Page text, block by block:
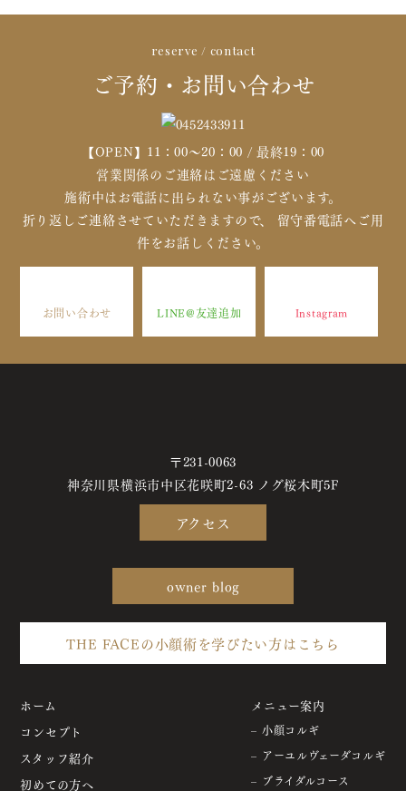
reserve / contact
ご予約・お問い合わせ
【OPEN】11：00～20：00 / 最終19：00
営業関係のご連絡はご遠慮ください
施術中はお電話に出られない事がございます。
折り返しご連絡させていただきますので、 留守番電話へご用
件をお話しください。
お問い合わせ LINE@友達追加 Instagram
〒231-0063
神奈川県横浜市中区花咲町2-63 ノグ桜木町5F
アクセス
owner blog
THE FACEの小顔術を学びたい方はこちら
ホーム
コンセプト
スタッフ紹介
初めての方へ
メニュー案内
– 小顔コルギ
– アーユルヴェーダコルギ
– ブライダルコース